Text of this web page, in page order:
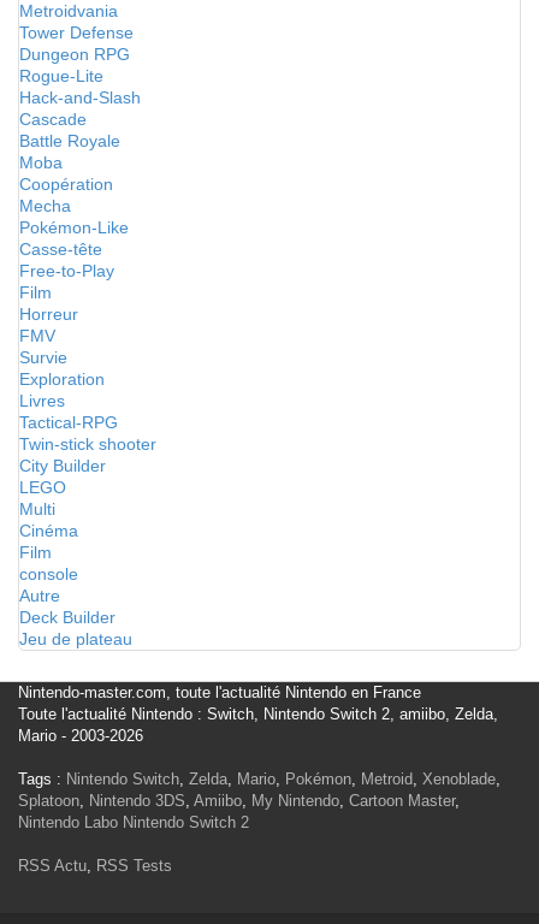
Metroidvania
Tower Defense
Dungeon RPG
Rogue-Lite
Hack-and-Slash
Cascade
Battle Royale
Moba
Coopération
Mecha
Pokémon-Like
Casse-tête
Free-to-Play
Film
Horreur
FMV
Survie
Exploration
Livres
Tactical-RPG
Twin-stick shooter
City Builder
LEGO
Multi
Cinéma
Film
console
Autre
Deck Builder
Jeu de plateau
Nintendo-master.com, toute l'actualité Nintendo en France
Toute l'actualité Nintendo : Switch, Nintendo Switch 2, amiibo, Zelda,
Mario - 2003-2026
Tags : Nintendo Switch, Zelda, Mario, Pokémon, Metroid, Xenoblade,
Splatoon, Nintendo 3DS, Amiibo, My Nintendo, Cartoon Master,
Nintendo Labo Nintendo Switch 2
RSS Actu, RSS Tests